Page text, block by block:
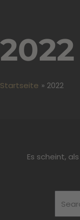
2022
Startseite 2022
Es scheint,